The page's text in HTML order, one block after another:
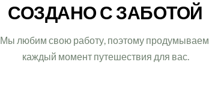
СОЗДАНО С ЗАБОТОЙ
Мы любим свою работу, поэтому продумываем
каждый момент путешествия для вас.